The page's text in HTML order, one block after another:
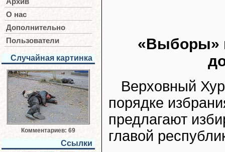
О нас
Дополнительно
Пользователи
Случайная картинка
Комментариев: 69
Ссылки
«Выборы»
Верховный
порядке
предлагают
главой